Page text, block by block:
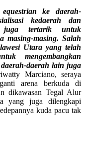
equestrian ke daerah-
kedaerah dan
juga tertarik untuk
masing-masing. Salah
Utara yang telah
mengembangkan
daerah lain juga
Marciano, seraya
arena berkuda di
dikawasan Tegal Alur
yang juga dilengkapi
kuda pacu tak